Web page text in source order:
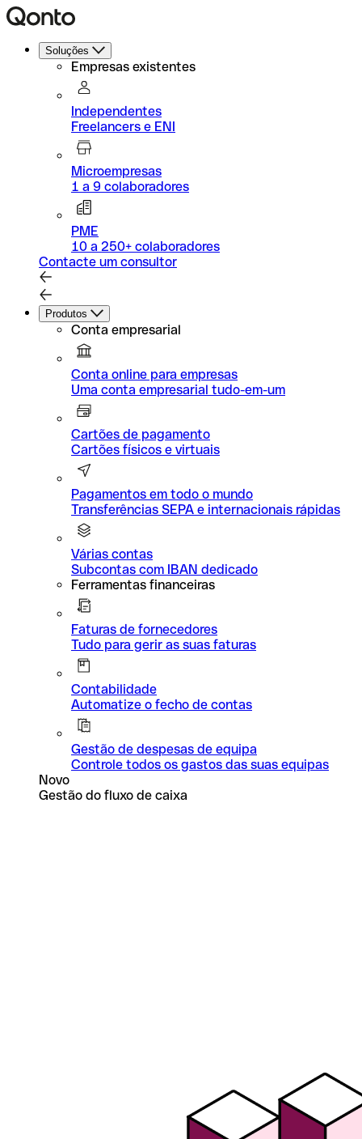
Soluções
Empresas existentes
Independentes
Freelancers e ENI
Microempresas
1 a 9 colaboradores
PME
10 a 250+ colaboradores
Contacte um consultor
Produtos
Conta empresarial
Conta online para empresas
Uma conta empresarial tudo-em-um
Cartões de pagamento
Cartões físicos e virtuais
Pagamentos em todo o mundo
Transferências SEPA e internacionais rápidas
Várias contas
Subcontas com IBAN dedicado
Ferramentas financeiras
Faturas de fornecedores
Tudo para gerir as suas faturas
Contabilidade
Automatize o fecho de contas
Gestão de despesas de equipa
Controle todos os gastos das suas equipas
Novo
Gestão do fluxo de caixa